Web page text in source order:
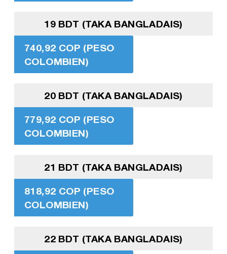
19 BDT (TAKA BANGLADAIS)
740,92 COP (PESO
COLOMBIEN)
20 BDT (TAKA BANGLADAIS)
779,92 COP (PESO
COLOMBIEN)
21 BDT (TAKA BANGLADAIS)
818,92 COP (PESO
COLOMBIEN)
22 BDT (TAKA BANGLADAIS)